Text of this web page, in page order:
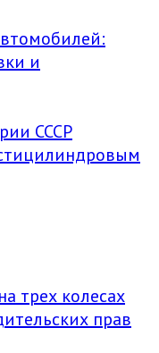
и
СССР
трех колесах
прав